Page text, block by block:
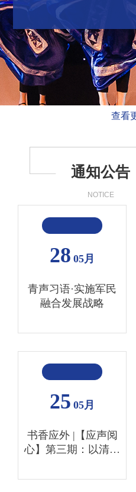
查看
通知公告
NOTICE
28 05月
青声习语·实施军民
融合发展战略
25 05月
书香应外 |【应声阅
心】第三期：以清音